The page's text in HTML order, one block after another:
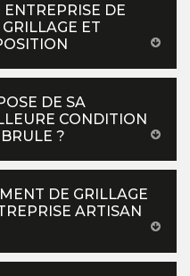
DE
ET
DE SA
CONDITION
?
DE GRILLAGE
ARTISAN